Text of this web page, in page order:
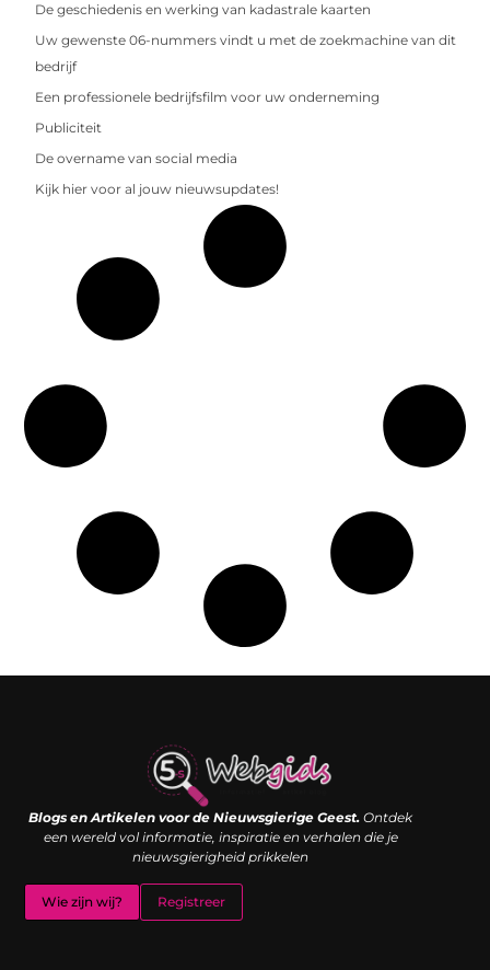
De geschiedenis en werking van kadastrale kaarten
Uw gewenste 06-nummers vindt u met de zoekmachine van dit
bedrijf
Een professionele bedrijfsfilm voor uw onderneming
Publiciteit
De overname van social media
Kijk hier voor al jouw nieuwsupdates!
Blogs en Artikelen voor de Nieuwsgierige Geest. Ontdek
een wereld vol informatie, inspiratie en verhalen die je
nieuwsgierigheid prikkelen
Wie zijn wij? Registreer